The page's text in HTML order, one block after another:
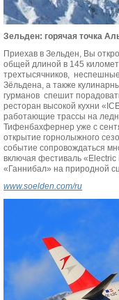
Зельден: горячая точка
Приехав в Зельден, Вы
общей длиной в 145
трехтысячников,
Зёльдена, а также
гурманов спешит
ресторан высокой кухни
работающие трассы на
Тифенбахфернер уже с
открытие горнолыжного
событие сопровождаться
включая фестиваль «Electric
«Ганнибал» на природной
www.soelden.com/ru